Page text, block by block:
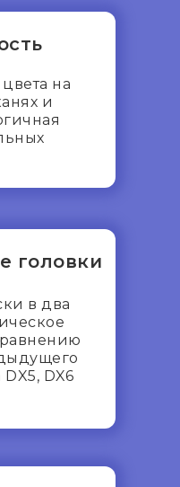
на
и
в два
DX6
головки